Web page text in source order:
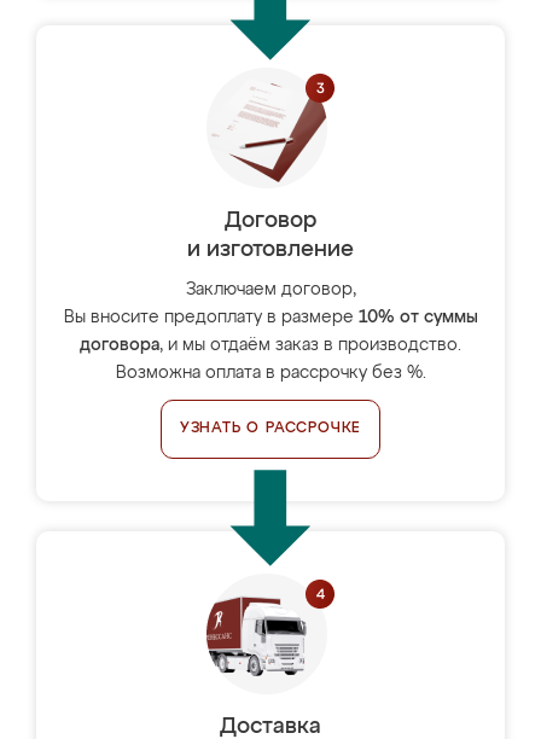
Договор
и изготовление
Заключаем договор,
Вы вносите предоплату в размере 10% от суммы
договора, и мы отдаём заказ в производство.
Возможна оплата в рассрочку без %.
УЗНАТЬ О РАССРОЧКЕ
Доставка